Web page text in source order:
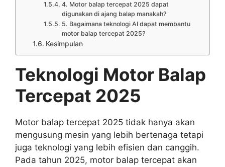
4. Motor balap tercepat 2025 dapat
digunakan di ajang balap manakah?
5. Bagaimana teknologi AI dapat membantu
motor balap tercepat 2025?
Kesimpulan
Teknologi Motor Balap
Tercepat 2025
Motor balap tercepat 2025 tidak hanya akan
mengusung mesin yang lebih bertenaga tetapi
juga teknologi yang lebih efisien dan canggih.
Pada tahun 2025, motor balap tercepat akan